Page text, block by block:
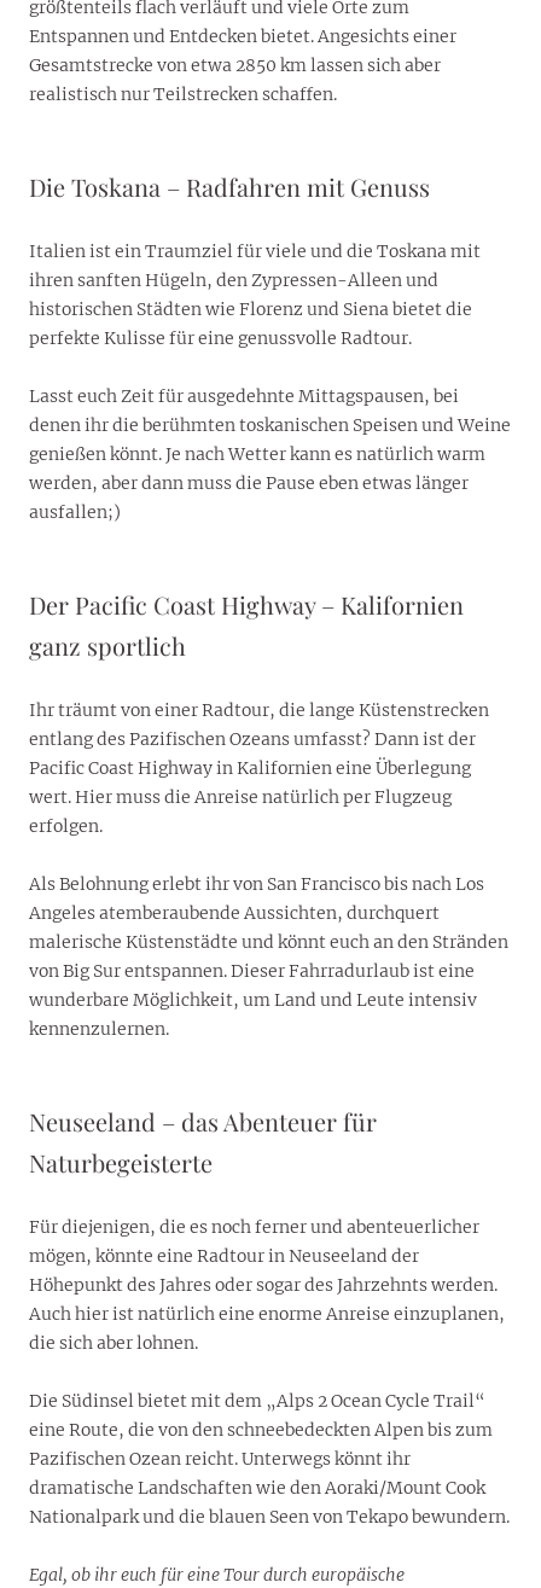
größtenteils flach verläuft und viele Orte zum
Entspannen und Entdecken bietet. Angesichts einer
Gesamtstrecke von etwa 2850 km lassen sich aber
realistisch nur Teilstrecken schaffen.
Die Toskana – Radfahren mit Genuss
Italien ist ein Traumziel für viele und die Toskana mit
ihren sanften Hügeln, den Zypressen-Alleen und
historischen Städten wie Florenz und Siena bietet die
perfekte Kulisse für eine genussvolle Radtour.
Lasst euch Zeit für ausgedehnte Mittagspausen, bei
denen ihr die berühmten toskanischen Speisen und Weine
genießen könnt. Je nach Wetter kann es natürlich warm
werden, aber dann muss die Pause eben etwas länger
ausfallen;)
Der Pacific Coast Highway – Kalifornien
ganz sportlich
Ihr träumt von einer Radtour, die lange Küstenstrecken
entlang des Pazifischen Ozeans umfasst? Dann ist der
Pacific Coast Highway in Kalifornien eine Überlegung
wert. Hier muss die Anreise natürlich per Flugzeug
erfolgen.
Als Belohnung erlebt ihr von San Francisco bis nach Los
Angeles atemberaubende Aussichten, durchquert
malerische Küstenstädte und könnt euch an den Stränden
von Big Sur entspannen. Dieser Fahrradurlaub ist eine
wunderbare Möglichkeit, um Land und Leute intensiv
kennenzulernen.
Neuseeland – das Abenteuer für
Naturbegeisterte
Für diejenigen, die es noch ferner und abenteuerlicher
mögen, könnte eine Radtour in Neuseeland der
Höhepunkt des Jahres oder sogar des Jahrzehnts werden.
Auch hier ist natürlich eine enorme Anreise einzuplanen,
die sich aber lohnen.
Die Südinsel bietet mit dem „Alps 2 Ocean Cycle Trail“
eine Route, die von den schneebedeckten Alpen bis zum
Pazifischen Ozean reicht. Unterwegs könnt ihr
dramatische Landschaften wie den Aoraki/Mount Cook
Nationalpark und die blauen Seen von Tekapo bewundern.
Egal, ob ihr euch für eine Tour durch europäische